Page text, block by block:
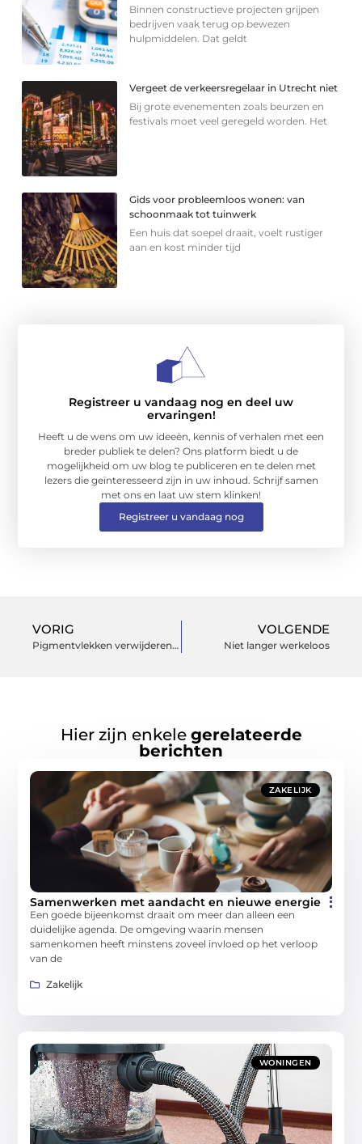
Binnen constructieve projecten grijpen
bedrijven vaak terug op bewezen
hulpmiddelen. Dat geldt
Vergeet de verkeersregelaar in Utrecht niet
Bij grote evenementen zoals beurzen en
festivals moet veel geregeld worden. Het
Gids voor probleemloos wonen: van
schoonmaak tot tuinwerk
Een huis dat soepel draait, voelt rustiger
aan en kost minder tijd
Registreer u vandaag nog en deel uw
ervaringen!
Heeft u de wens om uw ideeën, kennis of verhalen met een
breder publiek te delen? Ons platform biedt u de
mogelijkheid om uw blog te publiceren en te delen met
lezers die geïnteresseerd zijn in uw inhoud. Schrijf samen
met ons en laat uw stem klinken!
Registreer u vandaag nog
VORIG
Pigmentvlekken verwijderen bij een gemende huid
VOLGENDE
Niet langer werkeloos
Hier zijn enkele gerelateerde
berichten
ZAKELIJK
Samenwerken met aandacht en nieuwe energie
Een goede bijeenkomst draait om meer dan alleen een
duidelijke agenda. De omgeving waarin mensen
samenkomen heeft minstens zoveel invloed op het verloop
van de
Zakelijk
WONINGEN